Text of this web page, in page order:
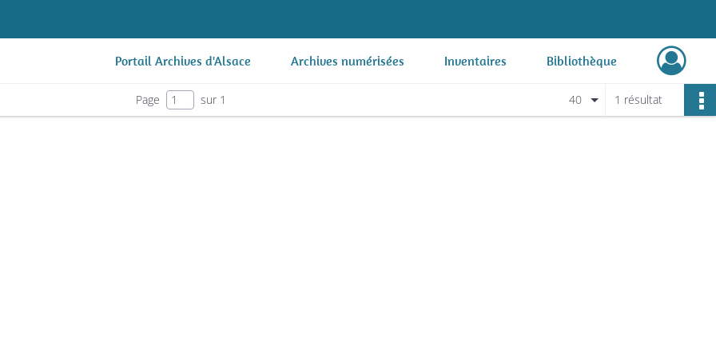
Portail Archives d'Alsace Archives numérisées Inventaires Bibliothèque
Page sur 1 1 résultat
40